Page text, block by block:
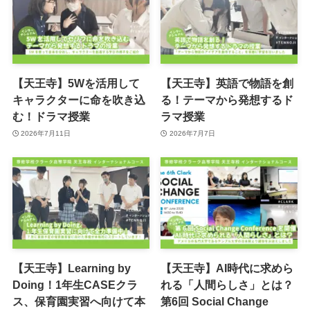
【天王寺】5Wを活用して
キャラクターに命を吹き込
む！ドラマ授業
2026年7月11日
【天王寺】英語で物語を創
る！テーマから発想するド
ラマ授業
2026年7月7日
【天王寺】Learning by
Doing！1年生CASEクラ
ス、保育園実習へ向けて本
【天王寺】AI時代に求めら
れる「人間らしさ」とは？
第6回 Social Change